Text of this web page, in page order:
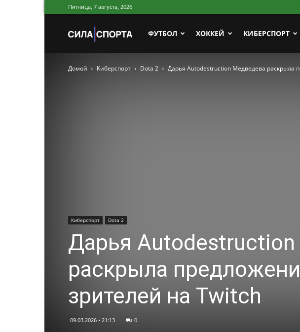
Пятница, 7 августа, 2026
Сила
Спорта
ФУТБОЛ ХОККЕЙ КИБЕРСПОРТ
Домой Киберспорт Dota 2 Дарья Autodestruction Медведева раскрыла
Киберспорт Dota 2
Дарья
раскрыла
зрителей на Twitch
09.03.2026 • 21:13 0